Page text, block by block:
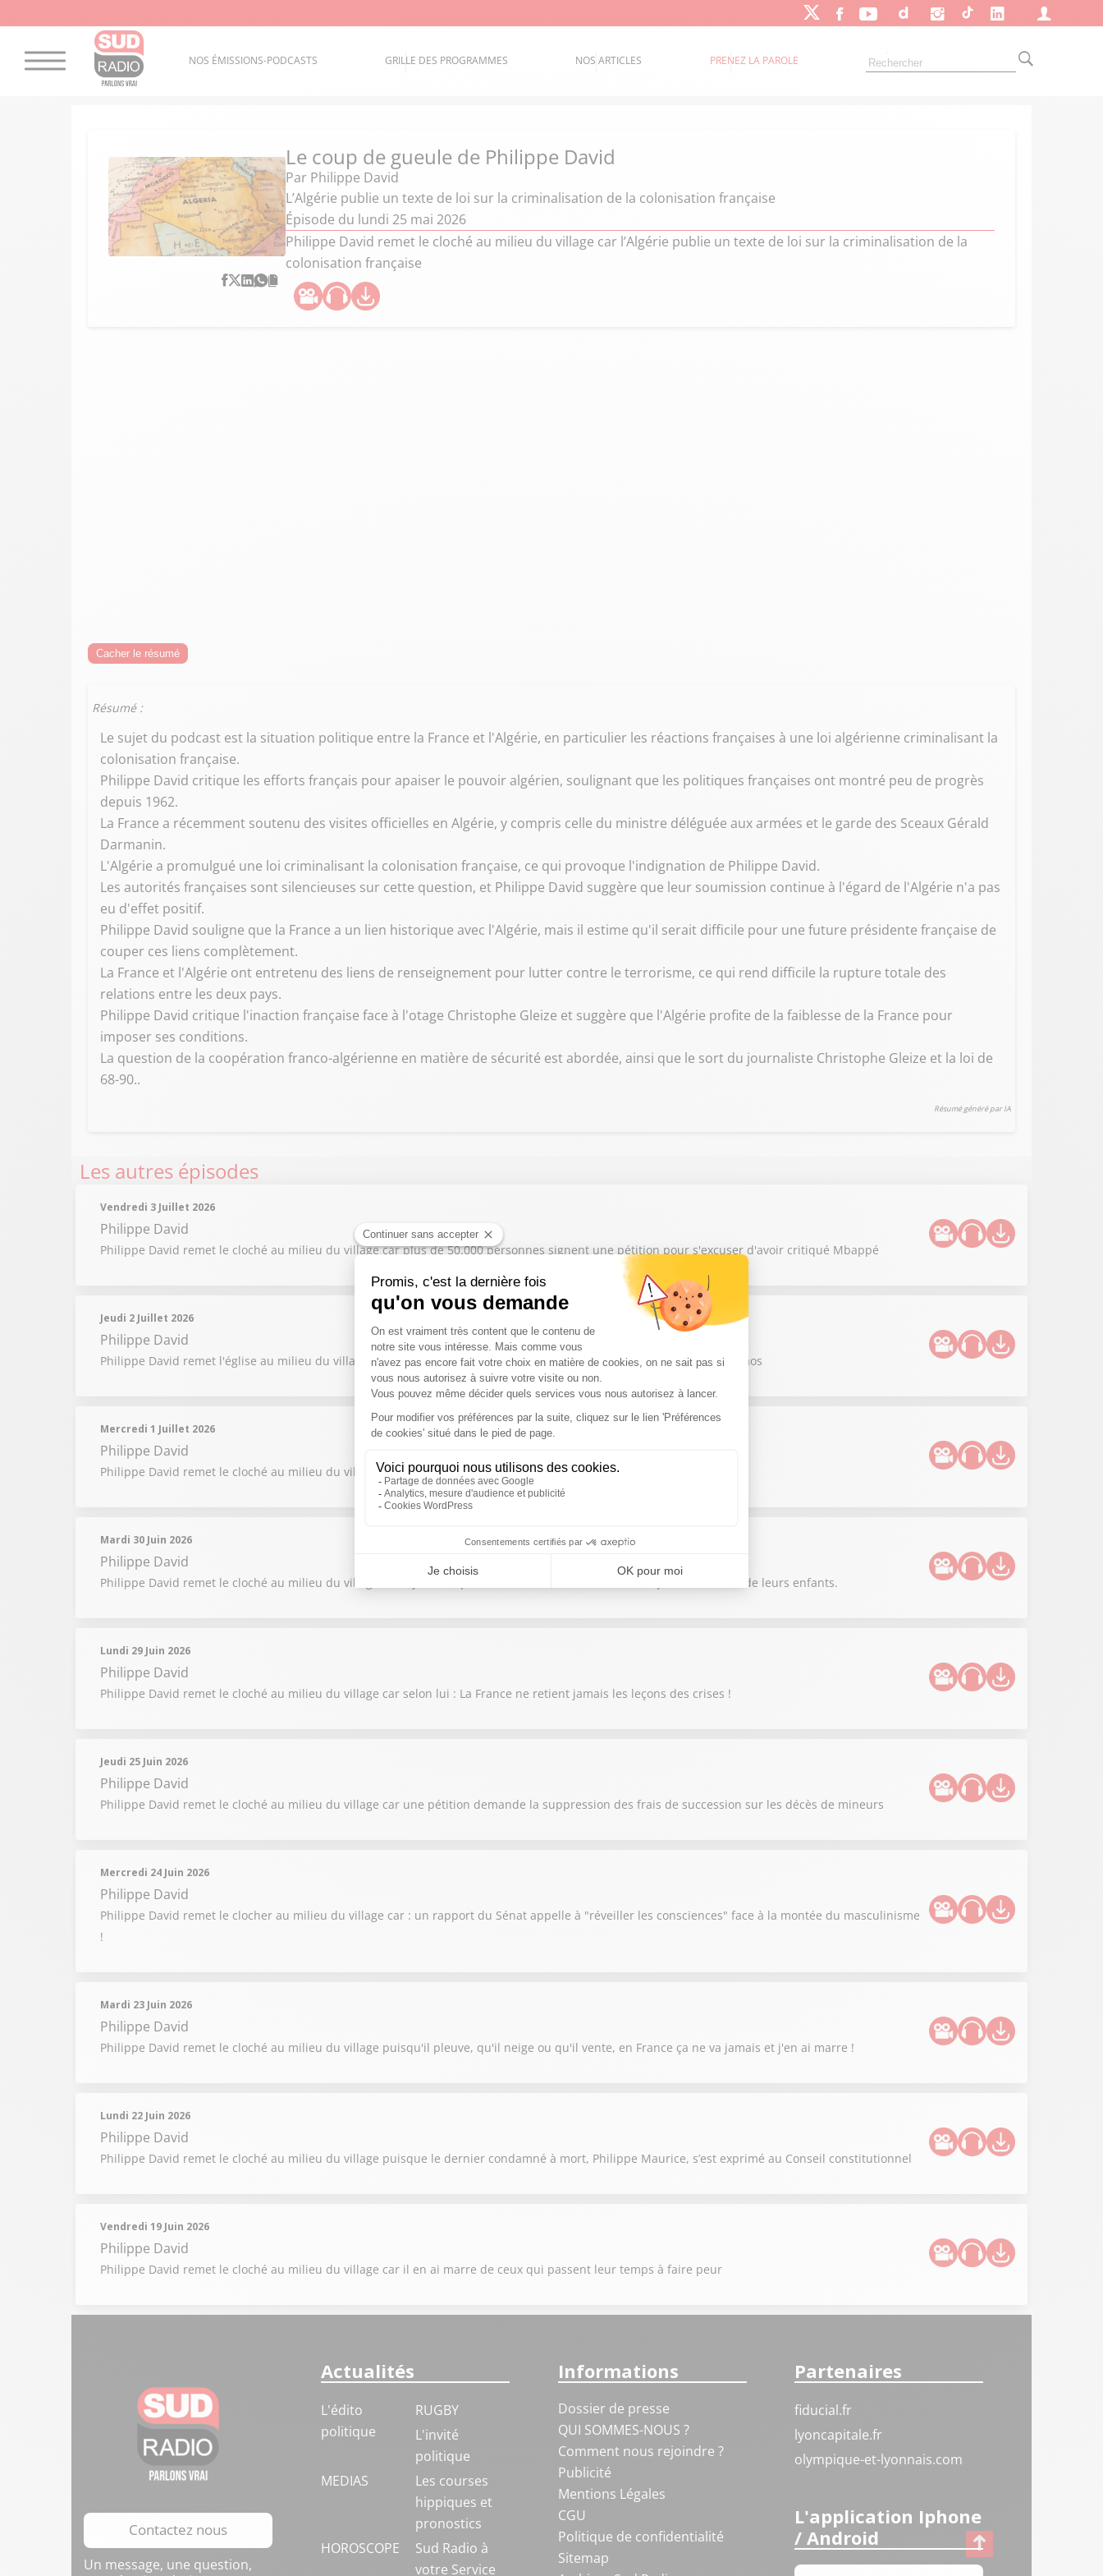
NOS ÉMISSIONS-PODCASTS GRILLE DES PROGRAMMES NOS ARTICLES PRENEZ LA PAROLE
Le coup de gueule de Philippe David
Par Philippe David
L’Algérie publie un texte de loi sur la criminalisation de la colonisation française
Épisode du lundi 25 mai 2026
Philippe David remet le cloché au milieu du village car l’Algérie publie un texte de loi sur la criminalisation de la
colonisation française
Cacher le résumé
Résumé :
Le sujet du podcast est la situation politique entre la France et l'Algérie, en particulier les réactions françaises à une loi algérienne criminalisant la
colonisation française.
Philippe David critique les efforts français pour apaiser le pouvoir algérien, soulignant que les politiques françaises ont montré peu de progrès
depuis 1962.
La France a récemment soutenu des visites officielles en Algérie, y compris celle du ministre déléguée aux armées et le garde des Sceaux Gérald
Darmanin.
L'Algérie a promulgué une loi criminalisant la colonisation française, ce qui provoque l'indignation de Philippe David.
Les autorités françaises sont silencieuses sur cette question, et Philippe David suggère que leur soumission continue à l'égard de l'Algérie n'a pas
eu d'effet positif.
Philippe David souligne que la France a un lien historique avec l'Algérie, mais il estime qu'il serait difficile pour une future présidente française de
couper ces liens complètement.
La France et l'Algérie ont entretenu des liens de renseignement pour lutter contre le terrorisme, ce qui rend difficile la rupture totale des
relations entre les deux pays.
Philippe David critique l'inaction française face à l'otage Christophe Gleize et suggère que l'Algérie profite de la faiblesse de la France pour
imposer ses conditions.
La question de la coopération franco-algérienne en matière de sécurité est abordée, ainsi que le sort du journaliste Christophe Gleize et la loi de
68-90..
Résumé généré par IA
Les autres épisodes
Vendredi 3 Juillet 2026
Philippe David
Philippe David remet le cloché au milieu du village car plus de 50.000 personnes signent une pétition pour s'excuser d'avoir critiqué Mbappé
Jeudi 2 Juillet 2026
Philippe David
Philippe David remet l'église au milieu du village puisque la vente de climatiseurs et ventilateurs chez Lidl vire au chaos
Mercredi 1 Juillet 2026
Philippe David
Philippe David remet le cloché au milieu du village car il en a marre de ceux qui tapent sur le foot en permanence !
Mardi 30 Juin 2026
Philippe David
Philippe David remet le cloché au milieu du village au sujet de la promesse de Gabriel Attal aux Français sur l'avenir de leurs enfants.
Lundi 29 Juin 2026
Philippe David
Philippe David remet le cloché au milieu du village car selon lui : La France ne retient jamais les leçons des crises !
Jeudi 25 Juin 2026
Philippe David
Philippe David remet le cloché au milieu du village car une pétition demande la suppression des frais de succession sur les décès de mineurs
Mercredi 24 Juin 2026
Philippe David
Philippe David remet le clocher au milieu du village car : un rapport du Sénat appelle à "réveiller les consciences" face à la montée du masculinisme
!
Mardi 23 Juin 2026
Philippe David
Philippe David remet le cloché au milieu du village puisqu'il pleuve, qu'il neige ou qu'il vente, en France ça ne va jamais et j'en ai marre !
Lundi 22 Juin 2026
Philippe David
Philippe David remet le cloché au milieu du village puisque le dernier condamné à mort, Philippe Maurice, s’est exprimé au Conseil constitutionnel
Vendredi 19 Juin 2026
Philippe David
Philippe David remet le cloché au milieu du village car il en ai marre de ceux qui passent leur temps à faire peur
Contactez nous
Un message, une question,
Actualités
L'édito
politique
RUGBY
L'invité
politique
MEDIAS
Les courses
hippiques et
pronostics
HOROSCOPE
Sud Radio à
votre Service
Informations
Dossier de presse
QUI SOMMES-NOUS ?
Comment nous rejoindre ?
Publicité
Mentions Légales
CGU
Politique de confidentialité
Sitemap
Partenaires
fiducial.fr
lyoncapitale.fr
olympique-et-lyonnais.com
L'application Iphone
/ Android